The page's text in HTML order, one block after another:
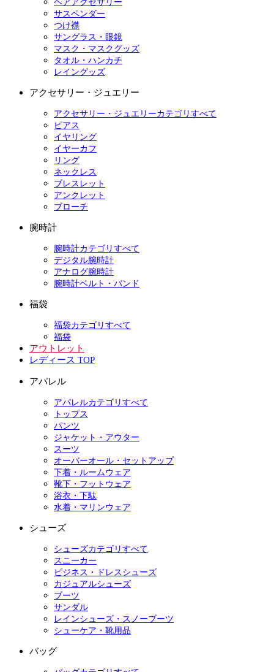
ヘアアクセサリー
サスペンダー
つけ襟
サングラス・眼鏡
マスク・マスクグッズ
タオル・ハンカチ
レイングッズ
アクセサリー・ジュエリー
アクセサリー・ジュエリーカテゴリすべて
ピアス
イヤリング
イヤーカフ
リング
ネックレス
ブレスレット
アンクレット
ブローチ
腕時計
腕時計カテゴリすべて
デジタル腕時計
アナログ腕時計
腕時計ベルト・バンド
福袋
福袋カテゴリすべて
福袋
アウトレット
レディース TOP
アパレル
アパレルカテゴリすべて
トップス
パンツ
ジャケット・アウター
スーツ
オーバーオール・セットアップ
下着・ルームウェア
靴下・フットウェア
浴衣・下駄
水着・マリンウェア
シューズ
シューズカテゴリすべて
スニーカー
ビジネス・ドレスシューズ
カジュアルシューズ
ブーツ
サンダル
レインシューズ・スノーブーツ
シューケア・靴用品
バッグ